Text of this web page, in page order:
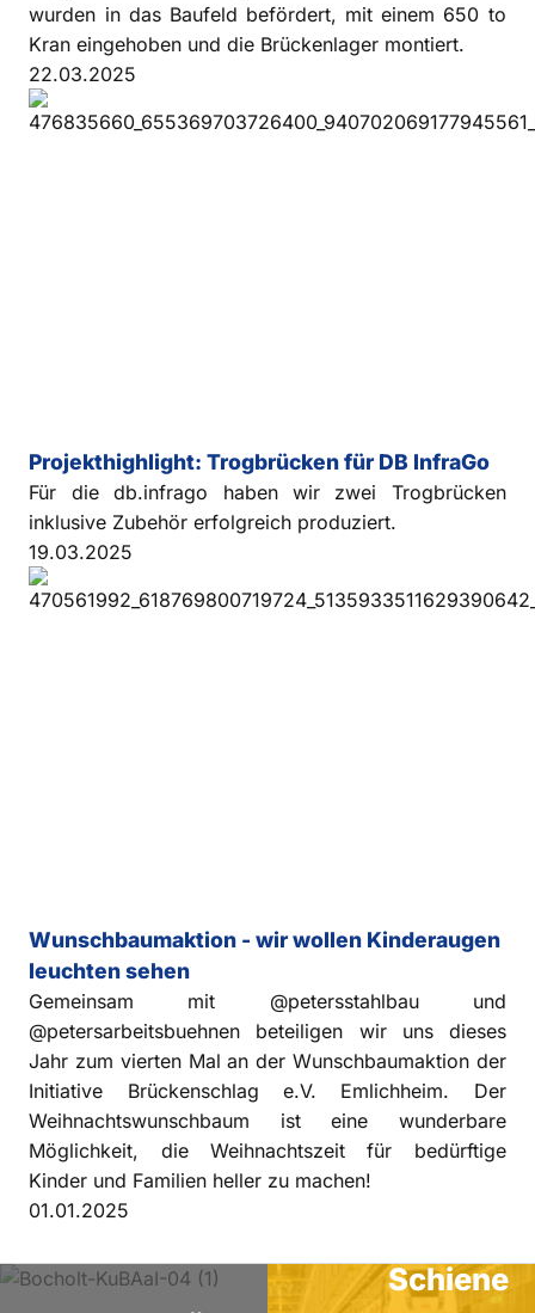
wurden in das Baufeld befördert, mit einem 650 to
Kran eingehoben und die Brückenlager montiert.
22.03.2025
Projekthighlight: Trogbrücken für DB InfraGo
Für die db.infrago haben wir zwei Trogbrücken
inklusive Zubehör erfolgreich produziert.
19.03.2025
Wunschbaumaktion - wir wollen Kinderaugen
leuchten sehen
Gemeinsam mit @petersstahlbau und
@petersarbeitsbuehnen beteiligen wir uns dieses
Jahr zum vierten Mal an der Wunschbaumaktion der
Initiative Brückenschlag e.V. Emlichheim. Der
Weihnachtswunschbaum ist eine wunderbare
Möglichkeit, die Weihnachtszeit für bedürftige
Kinder und Familien heller zu machen!
01.01.2025
Schiene